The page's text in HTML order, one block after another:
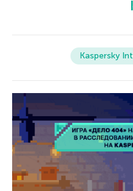
Kaspersky